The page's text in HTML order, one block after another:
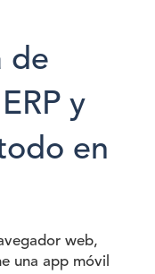
de
y
en
web,
una app móvil